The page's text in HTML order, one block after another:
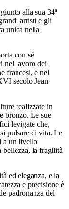
alla sua 34ª
artisti e gli
unica nella
con sé
nel lavoro dei
francesi, e nel
secolo Jean
realizzate in
bronzo. Le sue
levigate che,
pulsare di vita. Le
a un livello
bellezza, la fragilità
ed eleganza, e la
e precisione è
padronanza del